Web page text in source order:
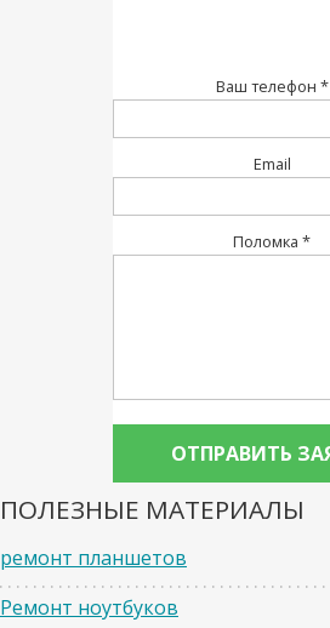
Ваш телефон *
Email
Поломка *
ПОЛЕЗНЫЕ МАТЕРИАЛЫ
ремонт планшетов
Ремонт ноутбуков